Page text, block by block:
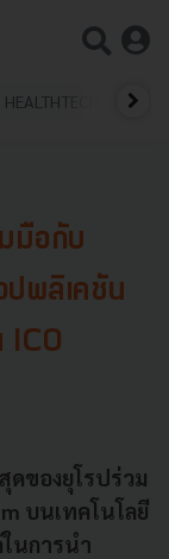
HEALTHTECH
มือกับ
พลิเคชัน
ICO
ของยุโรปร่วม
บนเทคโนโลยี
นการนำ